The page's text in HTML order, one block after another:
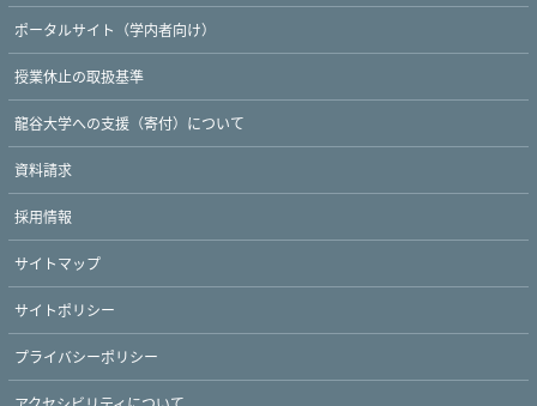
Twitter FacebookYouTube
ポータルサイト（学内者向け）
授業休止の取扱基準
龍谷大学への支援（寄付）について
資料請求
採用情報
サイトマップ
サイトポリシー
プライバシーポリシー